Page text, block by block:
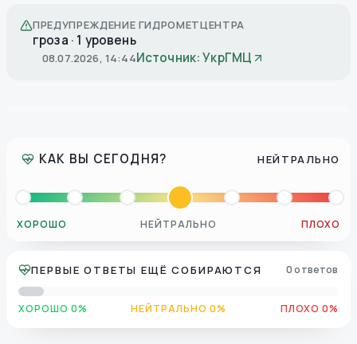
ПРЕДУПРЕЖДЕНИЕ ГИДРОМЕТЦЕНТРА
гроза · 1 уровень
08.07.2026, 14:44Источник: УкрГМЦ
КАК ВЫ СЕГОДНЯ? НЕЙТРАЛЬНО
ХОРОШО НЕЙТРАЛЬНО ПЛОХО
ПЕРВЫЕ ОТВЕТЫ ЕЩЁ СОБИРАЮТСЯ 0 ответов
ХОРОШО 0% НЕЙТРАЛЬНО 0% ПЛОХО 0%